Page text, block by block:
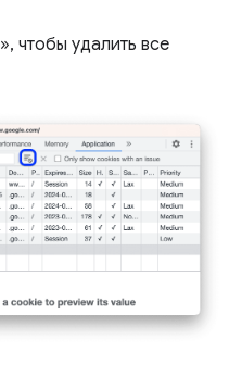
», чтобы удалить все